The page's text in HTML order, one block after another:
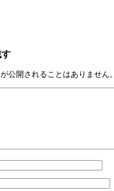
公開されることはありません。